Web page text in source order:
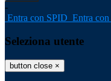
-
Entra con SPID Entra
Seleziona utente
button close ×